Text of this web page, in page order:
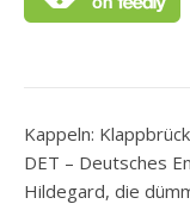
Kappeln:
DET – Deutsches
Hildegard, die